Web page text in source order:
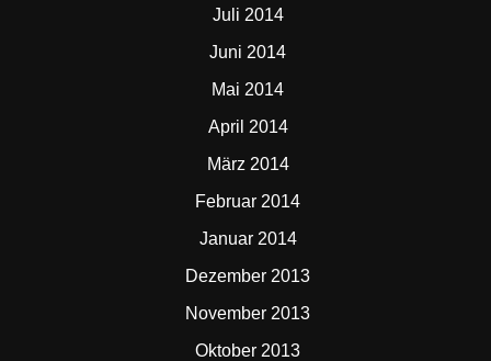
Juli 2014
Juni 2014
Mai 2014
April 2014
März 2014
Februar 2014
Januar 2014
Dezember 2013
November 2013
Oktober 2013